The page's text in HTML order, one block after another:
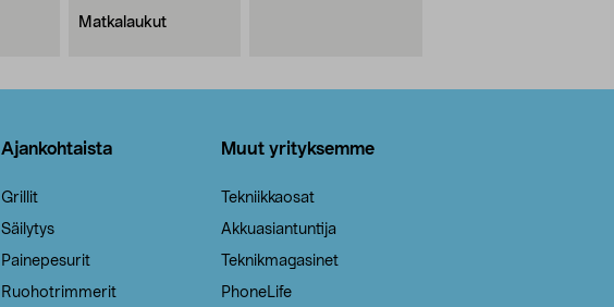
Matkalaukut
Ajankohtaista
Grillit
Säilytys
Painepesurit
Ruohotrimmerit
Muut yrityksemme
Tekniikkaosat
Akkuasiantuntija
Teknikmagasinet
PhoneLife